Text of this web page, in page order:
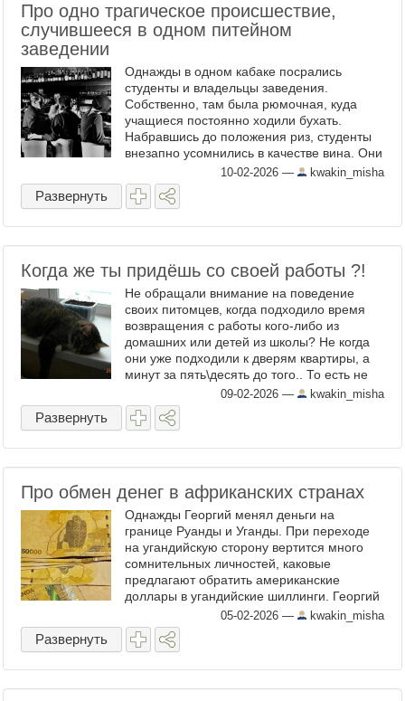
Про одно трагическое происшествие,
случившееся в одном питейном
заведении
Однажды в одном кабаке посрались
студенты и владельцы заведения.
Собственно, там была рюмочная, куда
учащиеся постоянно ходили бухать.
Набравшись до положения риз, студенты
внезапно усомнились в качестве вина. Они
сказали хозяину, что винище разбавлено, и
не стоит вообще подавать такую ...
10-02-2026 — kwakin_misha
Развернуть
Когда же ты придёшь со своей работы ?!
Не обращали внимание на поведение
своих питомцев, когда подходило время
возвращения с работы кого-либо из
домашних или детей из школы? Не когда
они уже подходили к дверям квартиры, а
минут за пять\десять до того.. То есть не
то, что заслышали шаги хозяина, тогда бы
не было ничего ...
09-02-2026 — kwakin_misha
Развернуть
Про обмен денег в африканских странах
Однажды Георгий менял деньги на
границе Руанды и Уганды. При переходе
на угандийскую сторону вертится много
сомнительных личностей, каковые
предлагают обратить американские
доллары в угандийские шиллинги. Георгий
задумался.. При приезде в Кампалу ему,
конечно, необходимо такси и ...
05-02-2026 — kwakin_misha
Развернуть